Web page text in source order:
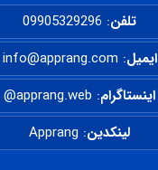
تلفن:
09905329296
ایمیل: info@apprang.com
اینستاگرام:
apprang.web@
لینکدین:
Apprang